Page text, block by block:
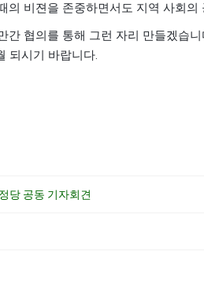
의 비젼을 존중하면서도 지역 사회
간 협의를 통해 그런 자리 만들겠습니
되시기 바랍니다.
당 공동 기자회견